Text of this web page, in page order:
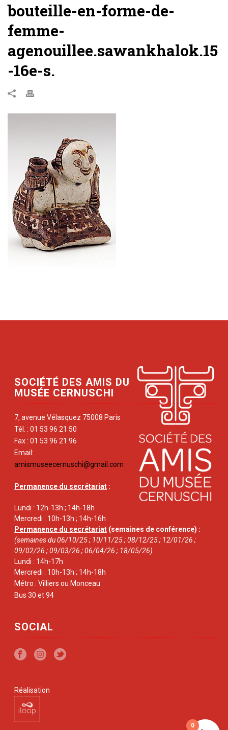
bouteille-en-forme-de-
femme-
agenouillee.sawankhalok.15
-16e-s.
SOCIÉTÉ DES AMIS DU
MUSÉE CERNUSCHI
7, avenue Vélasquez 75008 Paris
Tél. : 01 53 96 21 50
Fax : 01 53 96 21 96
Email:
amismuseecernuschi@gmail.com
Permanence du secrétariat :
Lundi : 12h-13h ; 14h-18h
Mercredi : 10h-13h ; 14h-16h
Permanence du secrétariat (semaines de conférence) :
(semaines du 06/10/25 ; 10/11/25 ; 08/12/25 ; 12/01/26 ;
09/02/26 ; 09/03/26 ; 06/04/26 ; 18/05/26)
Lundi : 14h-17h
Mercredi : 10h-13h ; 14h-18h
Métro : Villiers ou Monceau
Bus 30 et 94
SOCIAL
Réalisation
0